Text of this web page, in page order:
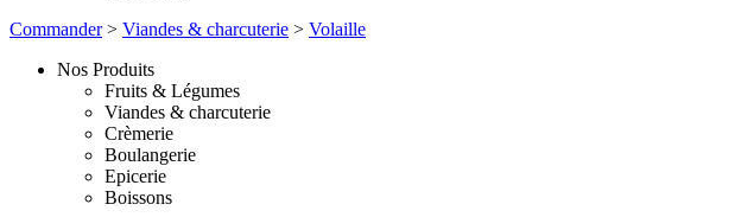
Commander> Viandes & charcuterie > Volaille
Nos Produits
Fruits & Légumes
Viandes & charcuterie
Crèmerie
Boulangerie
Epicerie
Boissons